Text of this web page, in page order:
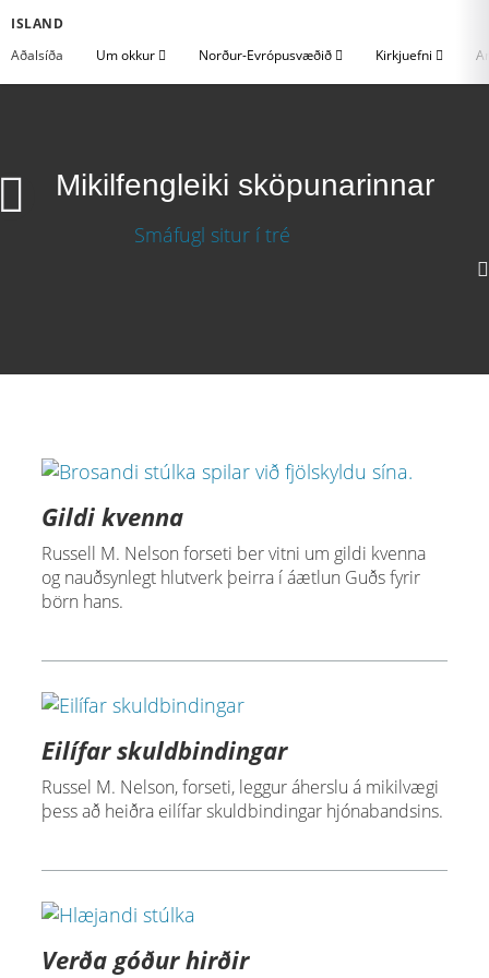
ISLAND
Aðalsíða
Um okkur Norður-Evrópusvæðið Kirkjuefni
Mikilfengleiki sköpunarinnar
Gildi kvenna
Russell M. Nelson forseti ber vitni um gildi kvenna
og nauðsynlegt hlutverk þeirra í áætlun Guðs fyrir
börn hans.
Eilífar skuldbindingar
Russel M. Nelson, forseti, leggur áherslu á mikilvægi
þess að heiðra eilífar skuldbindingar hjónabandsins.
Verða góður hirðir